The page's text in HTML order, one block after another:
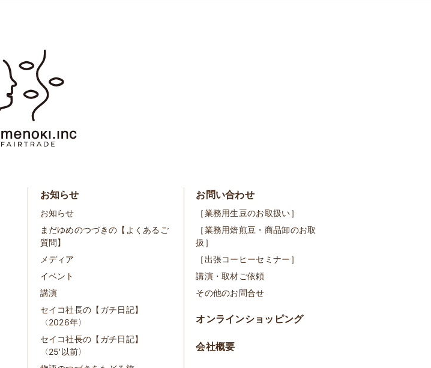
お知らせ
お知らせ
まだゆめのつづきの【よくあるご
質問】
メディア
イベント
講演
セイコ社長の【ガチ日記】
〈2026年〉
セイコ社長の【ガチ日記】
〈25'以前〉
お問い合わせ
［業務用生豆のお取扱い］
［業務用焙煎豆・商品卸のお取
扱］
［出張コーヒーセミナー］
講演・取材ご依頼
その他のお問合せ
オンラインショッピング
会社概要